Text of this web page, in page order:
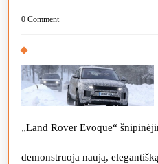
0 Comment
„Land Rover Evoque“
demonstruoja naują,